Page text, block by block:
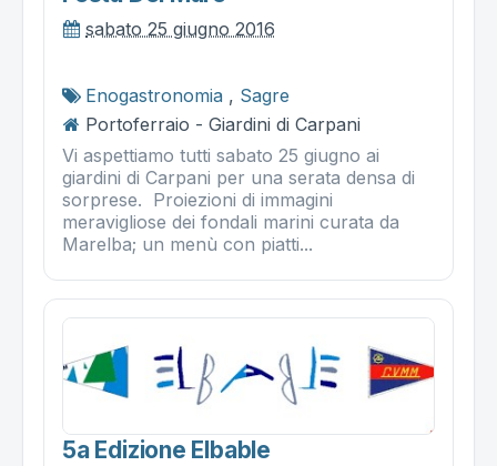
sabato 25 giugno 2016
Enogastronomia , Sagre
Portoferraio - Giardini di Carpani
Vi aspettiamo tutti sabato 25 giugno ai
giardini di Carpani per una serata densa di
sorprese. Proiezioni di immagini
meravigliose dei fondali marini curata da
Marelba; un menù con piatti...
5a Edizione Elbable